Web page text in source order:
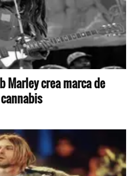
Marley crea marca de
cannabis